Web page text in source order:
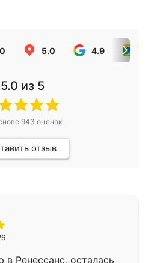
5.0 4.9
5.0 из 5
943 оценок
отзыв
в Ренессанс, осталась